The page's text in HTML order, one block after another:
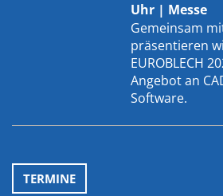
Uhr | Messe
Gemeinsam
präsentieren
EUROBLECH
Angebot an
Software.
TERMINE